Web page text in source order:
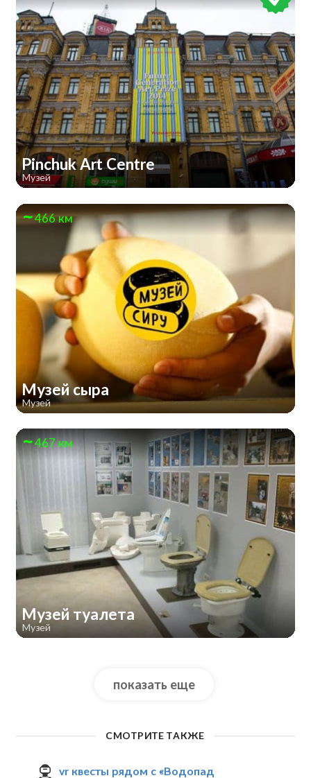
Pinchuk Art Centre
Музей
466 км
Музей сыра
Музей
467 км
Музей туалета
Музей
показать еще
СМОТРИТЕ ТАКЖЕ
vr квесты рядом с «Водопад